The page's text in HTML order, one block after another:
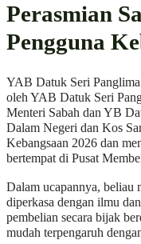
Perasmian
Pengguna
YAB Datuk Seri
oleh YAB Datuk Seri
Menteri Sabah dan YB
Dalam Negeri dan Kos
Kebangsaan 2026 dan
bertempat di Pusat
Dalam ucapannya, beliau
diperkasa dengan ilmu
pembelian secara bijak
mudah terpengaruh